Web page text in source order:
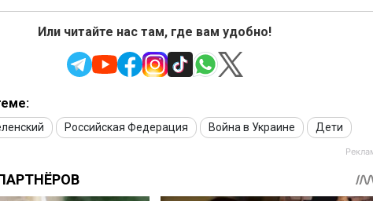
Или читайте нас там, где вам удобно!
Российская Федерация Война в Украине Дети